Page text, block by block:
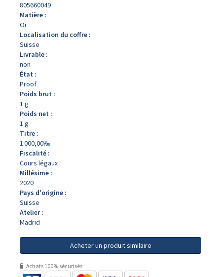
805660049
Matière :
Or
Localisation du coffre :
Suisse
Livrable :
non
État :
Proof
Poids brut :
1 g
Poids net :
1 g
Titre :
1 000,00‰
Fiscalité :
Cours légaux
Millésime :
2020
Pays d'origine :
Suisse
Atelier :
Madrid
Acheter un produit similaire
Achats 100% sécurisés